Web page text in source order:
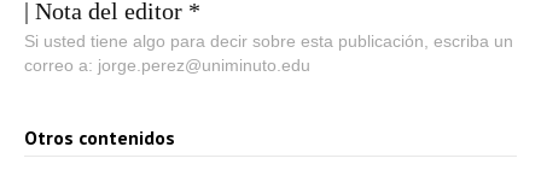
| Nota del editor *
Si usted tiene algo para decir sobre esta publicación, escriba un
correo a: jorge.perez@uniminuto.edu
Otros contenidos